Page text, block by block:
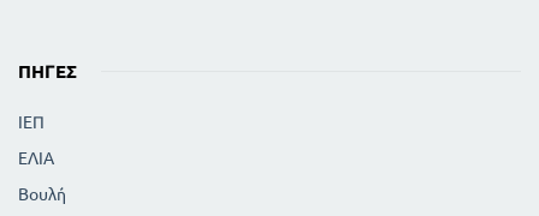
ΠΗΓΈΣ
ΙΕΠ
ΕΛΙΑ
Βουλή